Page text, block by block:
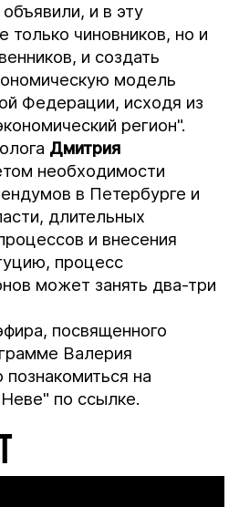
и в эту
только чиновников, но и
и создать
модель
Федерации, исходя из
регион".
Дмитрия
необходимости
в Петербурге и
длительных
и внесения
процесс
может занять два-три
посвященного
Валерия
на
по ссылке.